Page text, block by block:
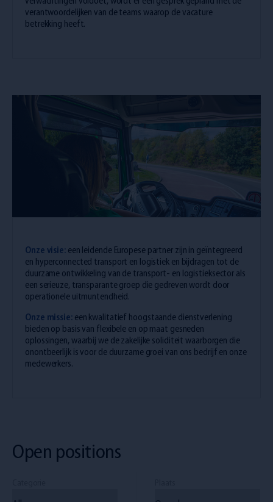
verantwoordelijken van de teams waarop de vacature
betrekking heeft.
Onze visie:een leidende Europese partner zijn in geïntegreerd
en hyperconnected transport en logistiek en bijdragen tot de
duurzame ontwikkeling van de transport- en logistieksector als
een serieuze, transparante groep die gedreven wordt door
operationele uitmuntendheid.
Onze missie:een kwalitatief hoogstaande dienstverlening
bieden op basis van flexibele en op maat gesneden
oplossingen, waarbij we de zakelijke soliditeit waarborgen die
onontbeerlijk is voor de duurzame groei van ons bedrijf en onze
medewerkers.
Open positions